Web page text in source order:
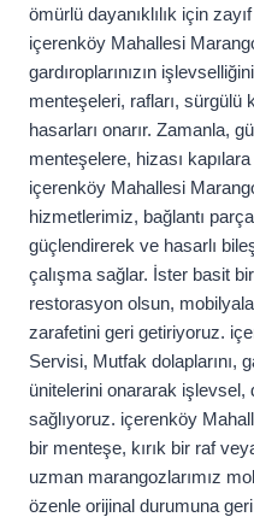
ömürlü dayanıklılık için
içerenköy Mahallesi
gardıroplarınızın
menteşeleri, rafları, sürgülü
hasarları onarır. Zamanla,
menteşelere, hizası
içerenköy Mahallesi
hizmetlerimiz, bağlantı
güçlendirerek ve hasarlı
çalışma sağlar. İster basit
restorasyon olsun,
zarafetini geri getiriyoruz.
Servisi, Mutfak dolaplarını,
ünitelerini onararak işlevsel,
sağlıyoruz. içerenköy
bir menteşe, kırık bir raf
uzman marangozlarımız
özenle orijinal durumuna